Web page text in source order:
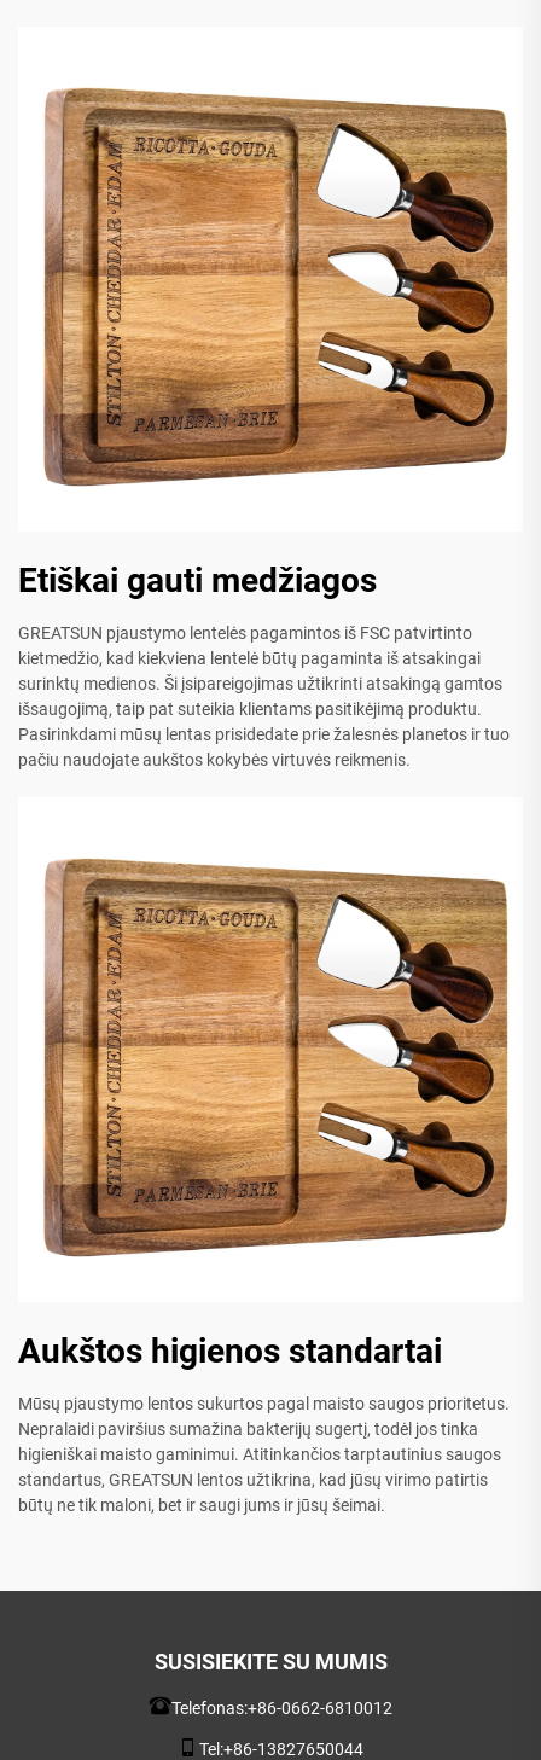
Etiškai gauti medžiagos
GREATSUN pjaustymo lentelės pagamintos iš FSC patvirtinto
kietmedžio, kad kiekviena lentelė būtų pagaminta iš atsakingai
surinktų medienos. Ši įsipareigojimas užtikrinti atsakingą gamtos
išsaugojimą, taip pat suteikia klientams pasitikėjimą produktu.
Pasirinkdami mūsų lentas prisidedate prie žalesnės planetos ir tuo
pačiu naudojate aukštos kokybės virtuvės reikmenis.
Aukštos higienos standartai
Mūsų pjaustymo lentos sukurtos pagal maisto saugos prioritetus.
Nepralaidi paviršius sumažina bakterijų sugertį, todėl jos tinka
higieniškai maisto gaminimui. Atitinkančios tarptautinius saugos
standartus, GREATSUN lentos užtikrina, kad jūsų virimo patirtis
būtų ne tik maloni, bet ir saugi jums ir jūsų šeimai.
SUSISIEKITE SU MUMIS
Telefonas:+86-0662-6810012
Tel:+86-13827650044